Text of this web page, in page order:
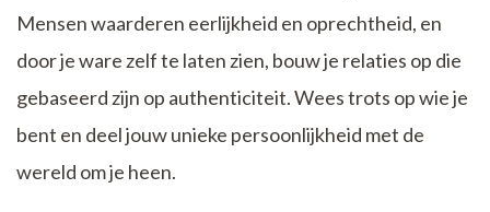
Mensen waarderen eerlijkheid en oprechtheid, en
door je ware zelf te laten zien, bouw je relaties op die
gebaseerd zijn op authenticiteit. Wees trots op wie je
bent en deel jouw unieke persoonlijkheid met de
wereld om je heen.